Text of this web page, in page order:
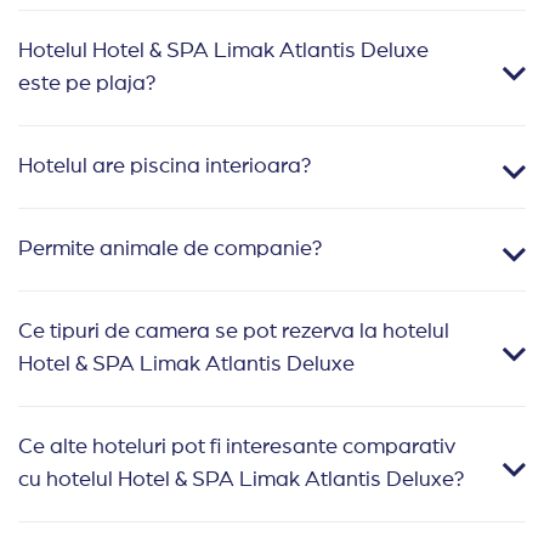
Hotelul Hotel & SPA Limak Atlantis Deluxe
este pe plaja?
Hotelul are piscina interioara?
Permite animale de companie?
Ce tipuri de camera se pot rezerva la hotelul
Hotel & SPA Limak Atlantis Deluxe
Ce alte hoteluri pot fi interesante comparativ
cu hotelul Hotel & SPA Limak Atlantis Deluxe?